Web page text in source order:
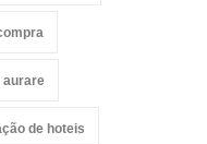
aurare
de hoteis